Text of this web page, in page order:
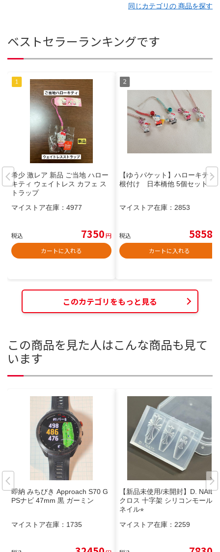
同じカテゴリの 商品を探す
ベストセラーランキングです
希少 激レア 新品 ご当地 ハロー
キティ ウェイトレス カフェ ス
トラップ
マイストア在庫： 4977
税込 7350円
カートに入れる
【ゆうパケット】ハローキティ
根付け 日本橋他 5個セット
マイストア在庫： 2853
税込 5858
カートに入れる
このカテゴリをもっと見る
この商品を見た人はこんな商品も見て
います
即納 みちびき Approach S70 G
PSナビ 47mm 黒 ガーミン
マイストア在庫： 1735
【新品未使用/未開封】D. NAIL
クロス 十字架 シリコンモールド
ネイル⭐︎
マイストア在庫： 2259